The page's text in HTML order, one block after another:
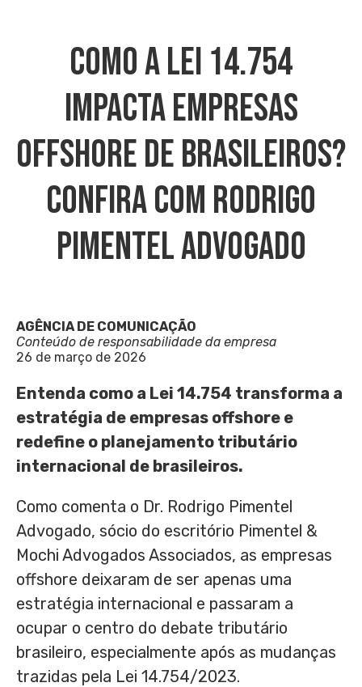
Como A Lei 14.754
Impacta Empresas
Offshore De Brasileiros?
Confira Com Rodrigo
Pimentel Advogado
AGÊNCIA DE COMUNICAÇÃO
Conteúdo de responsabilidade da empresa
26 de março de 2026
Entenda como a Lei 14.754 transforma a
estratégia de empresas offshore e
redefine o planejamento tributário
internacional de brasileiros.
Como comenta o Dr. Rodrigo Pimentel
Advogado, sócio do escritório Pimentel &
Mochi Advogados Associados, as empresas
offshore deixaram de ser apenas uma
estratégia internacional e passaram a
ocupar o centro do debate tributário
brasileiro, especialmente após as mudanças
trazidas pela Lei 14.754/2023.